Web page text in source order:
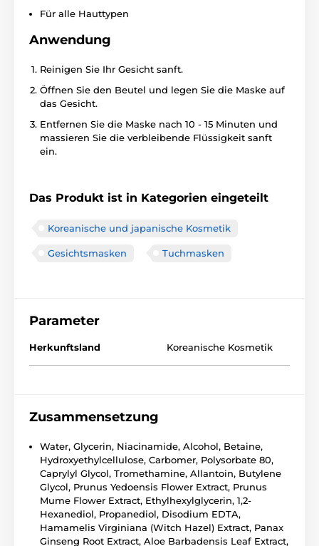
Für alle Hauttypen
Anwendung
Reinigen Sie Ihr Gesicht sanft.
Öffnen Sie den Beutel und legen Sie die Maske auf
das Gesicht.
Entfernen Sie die Maske nach 10 - 15 Minuten und
massieren Sie die verbleibende Flüssigkeit sanft
ein.
Das Produkt ist in Kategorien eingeteilt
Koreanische und japanische Kosmetik
Gesichtsmasken Tuchmasken
Parameter
Herkunftsland Koreanische Kosmetik
Zusammensetzung
Water, Glycerin, Niacinamide, Alcohol, Betaine,
Hydroxyethylcellulose, Carbomer, Polysorbate 80,
Caprylyl Glycol, Tromethamine, Allantoin, Butylene
Glycol, Prunus Yedoensis Flower Extract, Prunus
Mume Flower Extract, Ethylhexylglycerin, 1,2-
Hexanediol, Propanediol, Disodium EDTA,
Hamamelis Virginiana (Witch Hazel) Extract, Panax
Ginseng Root Extract, Aloe Barbadensis Leaf Extract,